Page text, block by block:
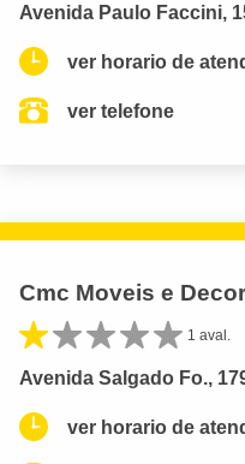
Avenida Paulo Faccini,
ver horario de
ver telefone
Cmc Moveis e
1 aval.
Avenida Salgado Fo.,
ver horario de